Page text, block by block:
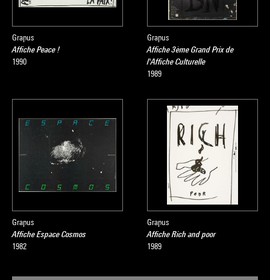
Grapus
Affiche Peace !
1990
Grapus
Affiche 3ème Grand Prix de
l'Affiche Culturelle
1989
Grapus
Affiche Espace Cosmos
1982
Grapus
Affiche Rich and poor
1989